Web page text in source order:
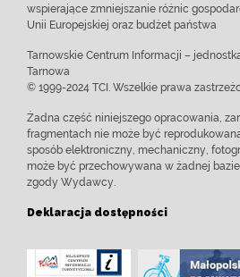
wspierające zmniejszanie różnic
Unii Europejskiej oraz budżet państwa
Tarnowskie Centrum Informacji –
Tarnowa
© 1999-2024 TCI. Wszelkie prawa
Żadna część niniejszego opracowania,
fragmentach nie może być
sposób elektroniczny, mechaniczny,
może być przechowywana w żadnej
zgody Wydawcy.
Deklaracja dostępności